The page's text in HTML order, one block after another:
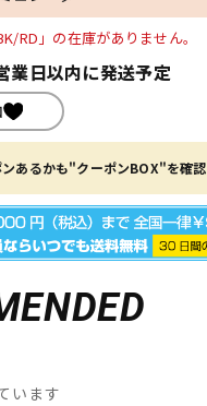
RD」の在庫がありません。
業日以内に発送予定
あるかも"クーポンBOX"を確認
います